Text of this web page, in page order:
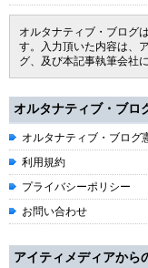
オルタナティブ・ブログ
す。入力頂いた内容は、
グ、及び本記事執筆会社
オルタナティブ・ブロ
オルタナティブ・ブログ
利用規約
プライバシーポリシー
お問い合わせ
アイティメディアから